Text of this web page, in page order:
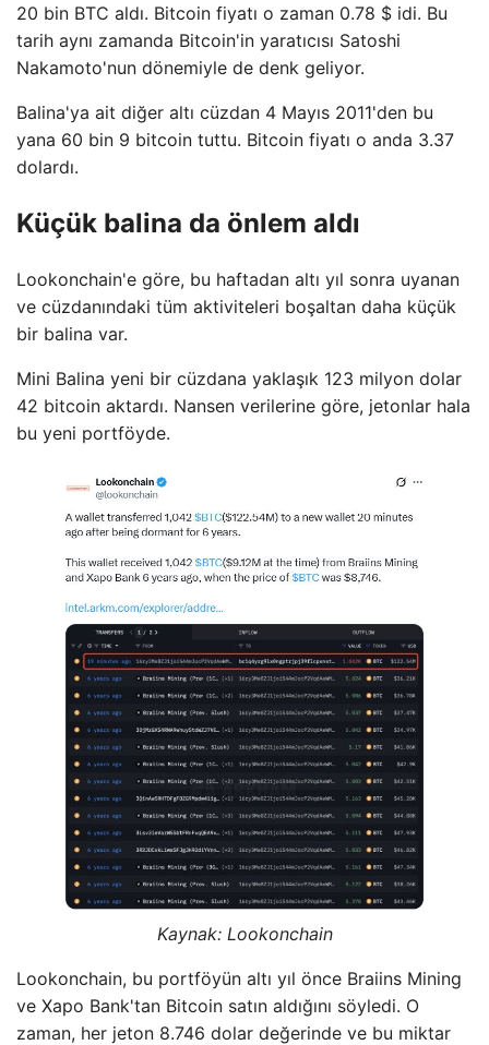
20 bin BTC aldı. Bitcoin fiyatı o zaman 0.78 $ idi. Bu
tarih aynı zamanda Bitcoin'in yaratıcısı Satoshi
Nakamoto'nun dönemiyle de denk geliyor.
Balina'ya ait diğer altı cüzdan 4 Mayıs 2011'den bu
yana 60 bin 9 bitcoin tuttu. Bitcoin fiyatı o anda 3.37
dolardı.
Küçük balina da önlem aldı
Lookonchain'e göre, bu haftadan altı yıl sonra uyanan
ve cüzdanındaki tüm aktiviteleri boşaltan daha küçük
bir balina var.
Mini Balina yeni bir cüzdana yaklaşık 123 milyon dolar
42 bitcoin aktardı. Nansen verilerine göre, jetonlar hala
bu yeni portföyde.
Kaynak: Lookonchain
Lookonchain, bu portföyün altı yıl önce Braiins Mining
ve Xapo Bank'tan Bitcoin satın aldığını söyledi. O
zaman, her jeton 8.746 dolar değerinde ve bu miktar